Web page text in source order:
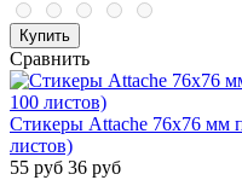
Купить
Сравнить
Стикеры Attache 76x76 мм
листов)
55 руб 36 руб